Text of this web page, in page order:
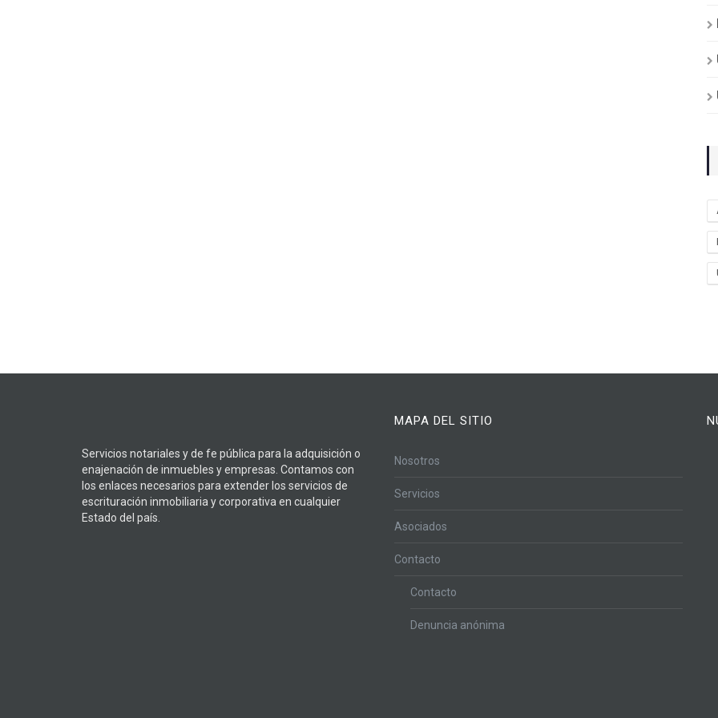
Servicios notariales y de fe pública para la adquisición o
enajenación de inmuebles y empresas. Contamos con
los enlaces necesarios para extender los servicios de
escrituración inmobiliaria y corporativa en cualquier
Estado del país.
MAPA DEL SITIO
Nosotros
Servicios
Asociados
Contacto
Contacto
Denuncia anónima